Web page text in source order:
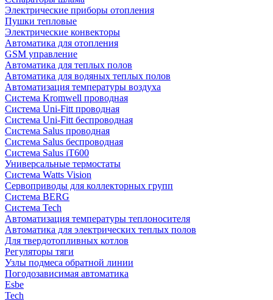
Электрические приборы отопления
Пушки тепловые
Электрические конвекторы
Автоматика для отопления
GSM управление
Автоматика для теплых полов
Автоматика для водяных теплых полов
Автоматизация температуры воздуха
Система Kromwell проводная
Система Uni-Fitt проводная
Система Uni-Fitt беспроводная
Система Salus проводная
Система Salus беспроводная
Система Salus iT600
Универсальные термостаты
Система Watts Vision
Сервоприводы для коллекторных групп
Система BERG
Система Tech
Автоматизация температуры теплоносителя
Автоматика для электрических теплых полов
Для твердотопливных котлов
Регуляторы тяги
Узлы подмеса обратной линии
Погодозависимая автоматика
Esbe
Tech